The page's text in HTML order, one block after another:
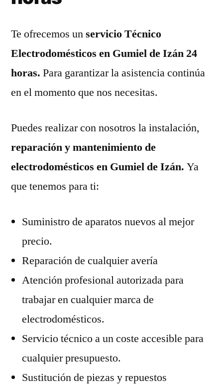
Te ofrecemos unservicio Técnico
Electrodomésticos en Gumiel de Izán 24
horas. Para garantizar la asistencia continúa
en el momento que nos necesitas.
Puedes realizar con nosotros la instalación,
reparación y mantenimiento de
electrodomésticos en Gumiel de Izán. Ya
que tenemos para ti:
Suministro de aparatos nuevos al mejor
precio.
Reparación de cualquier avería
Atención profesional autorizada para
trabajar en cualquier marca de
electrodomésticos.
Servicio técnico a un coste accesible para
cualquier presupuesto.
Sustitución de piezas y repuestos